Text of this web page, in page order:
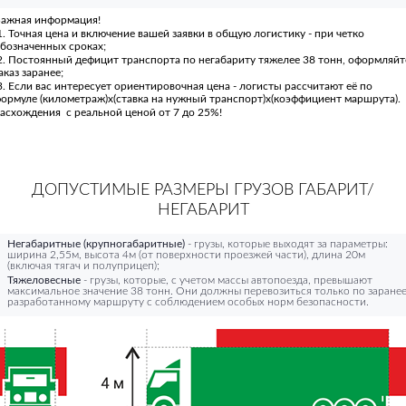
информация!
Точная цена и включение вашей заявки в общую логистику - при четко
сроках;
Постоянный дефицит транспорта по негабариту тяжелее 38 тонн,
заранее;
Если вас интересует ориентировочная цена - логисты рассчитают её по
(километраж)х(ставка на нужный транспорт)х(коэффициент маршрута).
с реальной ценой от 7 до 25%!
ДОПУСТИМЫЕ РАЗМЕРЫ ГРУЗОВ ГАБАРИТ/
НЕГАБАРИТ
Негабаритные (крупногабаритные) - грузы, которые выходят за параметры:
ширина 2,55м, высота 4м (от поверхности проезжей части), длина 20м
(включая тягач и полуприцеп);
Тяжеловесные - грузы, которые, с учетом массы автопоезда, превышают
максимальное значение 38 тонн. Они должны перевозиться только по заранее
разработанному маршруту с соблюдением особых норм безопасности.